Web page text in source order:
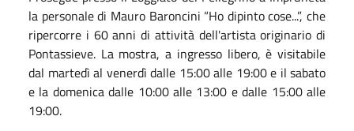
la personale di Mauro Baroncini “Ho dipinto cose...”, che
ripercorre i 60 anni di attività dell'artista originario di
Pontassieve. La mostra, a ingresso libero, è visitabile
dal martedì al venerdì dalle 15:00 alle 19:00 e il sabato
e la domenica dalle 10:00 alle 13:00 e dalle 15:00 alle
19:00.